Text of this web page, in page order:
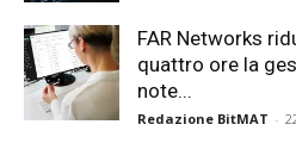
FAR Networks
quattro ore la
note...
Redazione BitMAT -